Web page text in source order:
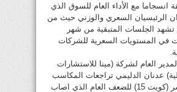
انسجاما مع الأداء العام للسوق الذي
الرئيسيان السعري والوزني حيث من
تشهد الجلسات المتبقية من شهر
في المستويات السعرية للشركات
العام لشركة (مينا للاستشارات
عدنان الدليمي تراجعات المكاسب
التي حققها مؤشر (كويت 15) للضعف العام الذي اصاب